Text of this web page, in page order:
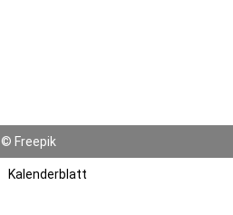
© Freepik
Kalenderblatt